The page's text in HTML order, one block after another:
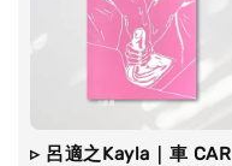
▹ 呂適之Kayla｜車 CAR